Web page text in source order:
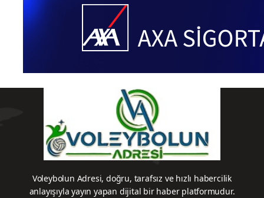
Voleybolun Adresi, doğru, tarafsız ve hızlı habercilik
anlayışıyla yayın yapan dijital bir haber platformudur.